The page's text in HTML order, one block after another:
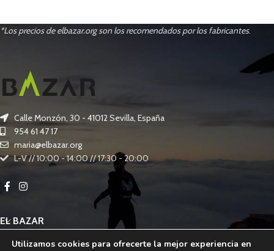
*Los precios de elbazar.org son los recomendados por los fabricantes.
Calle Monzón, 30 - 41012 Sevilla, España
954 61 47 17
maria@elbazar.org
L-V // 10:00 - 14:00 // 17:30 - 20:00
EL BAZAR
OTROS SERVICIOS
Utilizamos cookies para ofrecerte la mejor experiencia en